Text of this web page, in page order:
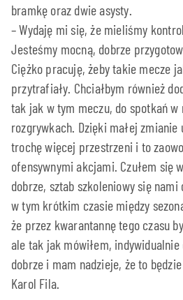
bramkę oraz dwie asysty.
– Wydaję mi się, że mieliśmy
Jesteśmy mocną, dobrze
Ciężko pracuję, żeby takie mecze
przytrafiały. Chciałbym również
tak jak w tym meczu, do spotkań w
rozgrywkach. Dzięki małej zmianie
trochę więcej przestrzeni i to
ofensywnymi akcjami. Czułem się
dobrze, sztab szkoleniowy się nami
w tym krótkim czasie między
że przez kwarantannę tego czasu
ale tak jak mówiłem, indywidualnie
dobrze i mam nadzieje, że to
Karol Fila.